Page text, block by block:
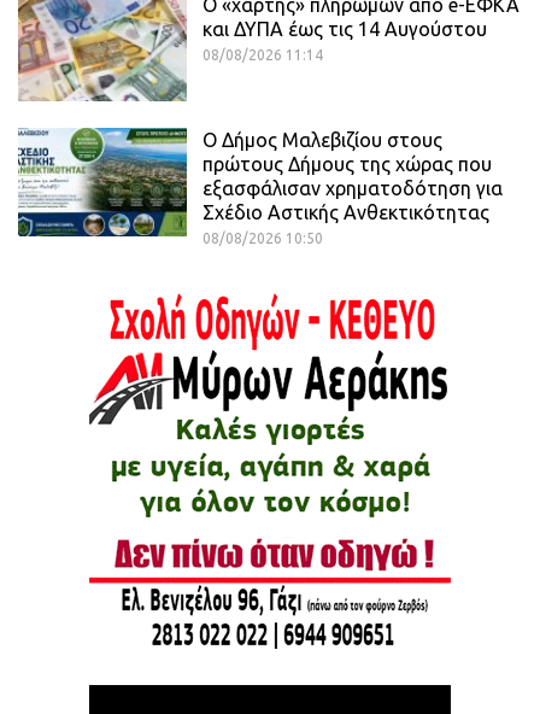
Ο «χάρτης» πληρωμών από e-ΕΦΚΑ
και ΔΥΠΑ έως τις 14 Αυγούστου
08/08/2026 11:14
Ο Δήμος Μαλεβιζίου στους
πρώτους Δήμους της χώρας που
εξασφάλισαν χρηματοδότηση για
Σχέδιο Αστικής Ανθεκτικότητας
08/08/2026 10:50